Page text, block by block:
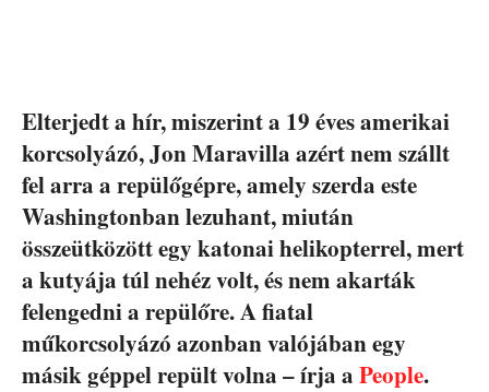
Elterjedt a hír, miszerint a 19 éves amerikai
korcsolyázó, Jon Maravilla azért nem szállt
fel arra a repülőgépre, amely szerda este
Washingtonban lezuhant, miután
összeütközött egy katonai helikopterrel, mert
a kutyája túl nehéz volt, és nem akarták
felengedni a repülőre. A fiatal
műkorcsolyázó azonban valójában egy
másik géppel repült volna – írja a People.